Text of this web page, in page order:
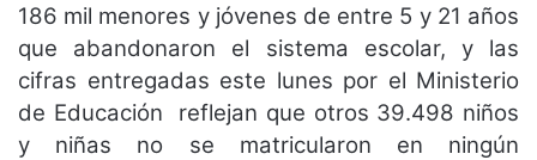
186 mil menores y jóvenes de entre 5 y 21 años
que abandonaron el sistema escolar, y las
cifras entregadas este lunes por el Ministerio
de Educación reflejan que otros 39.498 niños
y niñas no se matricularon en ningún